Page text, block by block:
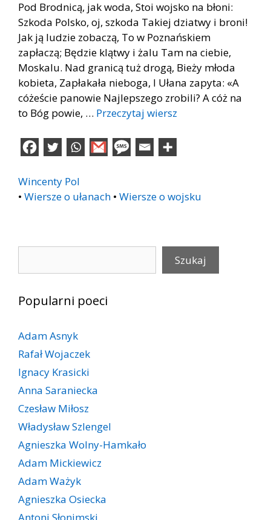
Pod Brodnicą, jak woda, Stoi wojsko na błoni:
Szkoda Polsko, oj, szkoda Takiej dziatwy i broni!
Jak ją ludzie zobaczą, To w Poznańskiem
zapłaczą; Będzie klątwy i żalu Tam na ciebie,
Moskalu. Nad granicą tuż drogą, Bieży młoda
kobieta, Zapłakała nieboga, I Ułana zapyta: «A
cóżeście panowie Najlepszego zrobili? A cóż na
to Bóg powie, … Przeczytaj wiersz
Wincenty Pol
• Wiersze o ułanach • Wiersze o wojsku
Szukaj
Popularni poeci
Adam Asnyk
Rafał Wojaczek
Ignacy Krasicki
Anna Saraniecka
Czesław Miłosz
Władysław Szlengel
Agnieszka Wolny-Hamkało
Adam Mickiewicz
Adam Ważyk
Agnieszka Osiecka